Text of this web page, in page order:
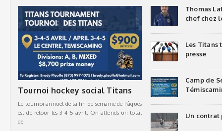
Tournoi hockey social Titans
Le tournoi annuel de la fin de semaine de Pâques
est de retour les 3-4-5 avril. On attends un total
de
Thomas
chef chez
Les Titans
presse
Camp de
Un contrat